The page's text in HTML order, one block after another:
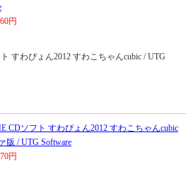
円
すわぴょん2012 すわこちゃんcubic / UTG
CDソフト すわぴょん2012 すわこちゃんcubic
版 / UTG Software
円